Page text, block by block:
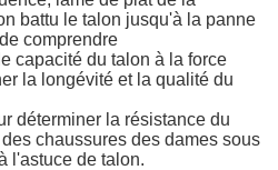
battu le talon jusqu'à la panne
comprendre
capacité du talon à la force
la longévité et la qualité du
déterminer la résistance du
chaussures des dames sous
l'astuce de talon.